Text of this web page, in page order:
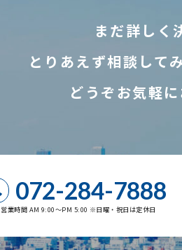
まだ詳しく
とりあえず相談して
どうぞお気軽
072-284-7888
営業時間 AM 9:00～PM 5:00 ※日曜・祝日は定休日